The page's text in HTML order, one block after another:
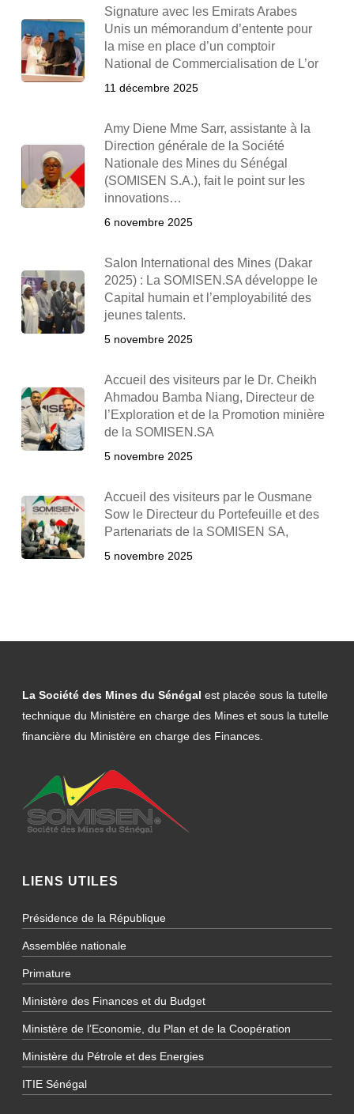
Signature avec les Emirats Arabes
Unis un mémorandum d’entente pour
la mise en place d’un comptoir
National de Commercialisation de L’or
11 décembre 2025
Amy Diene Mme Sarr, assistante à la
Direction générale de la Société
Nationale des Mines du Sénégal
(SOMISEN S.A.), fait le point sur les
innovations…
6 novembre 2025
Salon International des Mines (Dakar
2025) : La SOMISEN.SA développe le
Capital humain et l’employabilité des
jeunes talents.
5 novembre 2025
Accueil des visiteurs par le Dr. Cheikh
Ahmadou Bamba Niang, Directeur de
l’Exploration et de la Promotion minière
de la SOMISEN.SA
5 novembre 2025
Accueil des visiteurs par le Ousmane
Sow le Directeur du Portefeuille et des
Partenariats de la SOMISEN SA,
5 novembre 2025
La Société des Mines du Sénégal est placée sous la tutelle
technique du Ministère en charge des Mines et sous la tutelle
financière du Ministère en charge des Finances.
LIENS UTILES
Présidence de la République
Assemblée nationale
Primature
Ministère des Finances et du Budget
Ministère de l’Economie, du Plan et de la Coopération
Ministère du Pétrole et des Energies
ITIE Sénégal